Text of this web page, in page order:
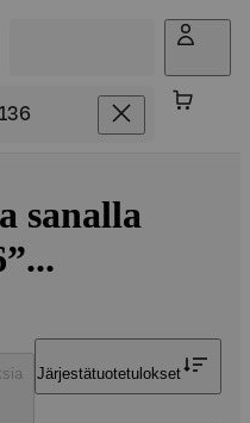
sanalla
Järjestätuotetulokset